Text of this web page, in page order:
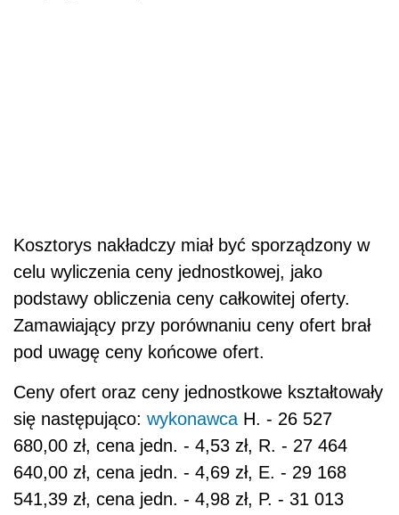
Kosztorys nakładczy miał być sporządzony w
celu wyliczenia ceny jednostkowej, jako
podstawy obliczenia ceny całkowitej oferty.
Zamawiający przy porównaniu ceny ofert brał
pod uwagę ceny końcowe ofert.
Ceny ofert oraz ceny jednostkowe kształtowały
się następująco: wykonawca H. - 26 527
680,00 zł, cena jedn. - 4,53 zł, R. - 27 464
640,00 zł, cena jedn. - 4,69 zł, E. - 29 168
541,39 zł, cena jedn. - 4,98 zł, P. - 31 013